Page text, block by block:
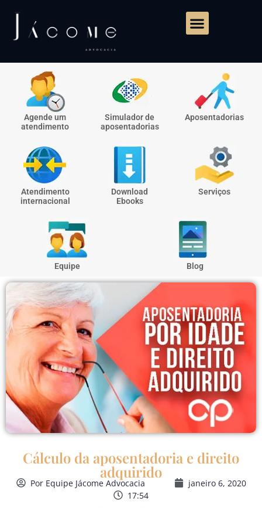
Agende um
atendimento
Simulador de
aposentadorias
Aposentadorias
Atendimento
internacional
Download
Ebooks
Serviços
Equipe Blog
Cálculo da aposentadoria e direito
adquirido
PorEquipe Jácome Advocacia
janeiro 6, 2020
17:54